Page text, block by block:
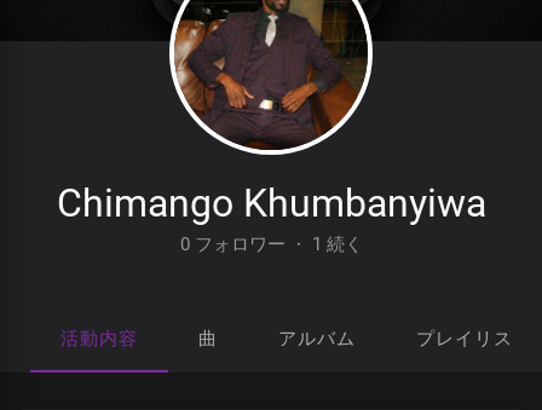
Chimango Khumbanyiwa
0 フォロワー · 1 続く
活動内容 曲 アルバム プレイリスト